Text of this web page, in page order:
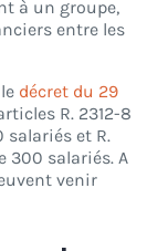
à un groupe,
entre les
décret du 29
R. 2312-8
salariés et R.
300 salariés. A
venir